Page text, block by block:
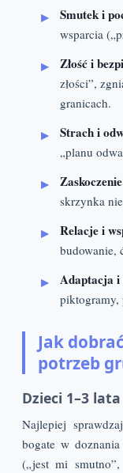
Smutek i
wsparcia
Złość i
złości”,
granicach.
Strach i
„planu
skrzynka
Relacje i
budowanie,
Adaptacja i
piktogramy,
Jak
potrzeb
Dzieci 1–3 lata
Najlepiej
bogate w
(„jest mi